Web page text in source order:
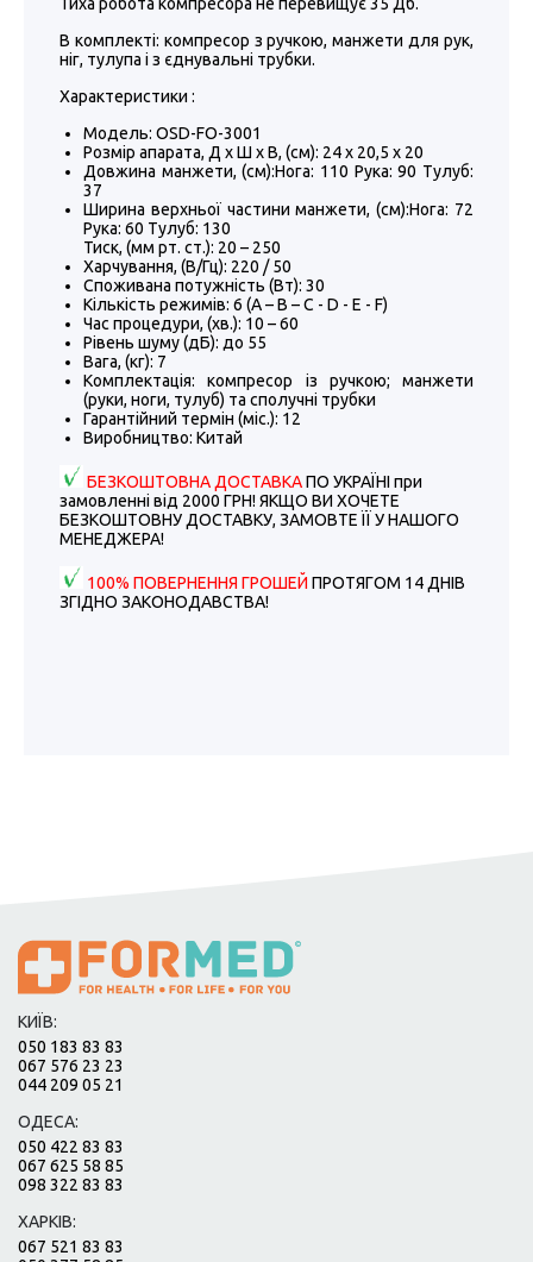
Тиха робота компресора не перевищує 35 Дб.
В комплекті: компресор з ручкою, манжети для рук,
ніг, тулупа і з єднувальні трубки.
Характеристики :
Модель: OSD-FO-3001
Розмір апарата, Д х Ш х В, (см): 24 х 20,5 х 20
Довжина манжети, (см):Нога: 110 Рука: 90 Тулуб:
37
Ширина верхньої частини манжети, (см):Нога: 72
Рука: 60 Тулуб: 130
Тиск, (мм рт. ст.): 20 – 250
Харчування, (В/Гц): 220 / 50
Споживана потужність (Вт): 30
Кількість режимів: 6 (А – В – С - D - E - F)
Час процедури, (хв.): 10 – 60
Рівень шуму (дБ): до 55
Вага, (кг): 7
Комплектація: компресор із ручкою; манжети
(руки, ноги, тулуб) та сполучні трубки
Гарантійний термін (міс.): 12
Виробництво: Китай
БЕЗКОШТОВНА ДОСТАВКАПО УКРАЇНІ при
замовленні від 2000 ГРН! ЯКЩО ВИ ХОЧЕТЕ
БЕЗКОШТОВНУ ДОСТАВКУ, ЗАМОВТЕ ЇЇ У НАШОГО
МЕНЕДЖЕРА!
100% ПОВЕРНЕННЯ ГРОШЕЙ ПРОТЯГОМ 14 ДНІВ
ЗГІДНО ЗАКОНОДАВСТВА!
КИЇВ:
050 183 83 83
067 576 23 23
044 209 05 21
ОДЕСА:
050 422 83 83
067 625 58 85
098 322 83 83
ХАРКІВ:
067 521 83 83